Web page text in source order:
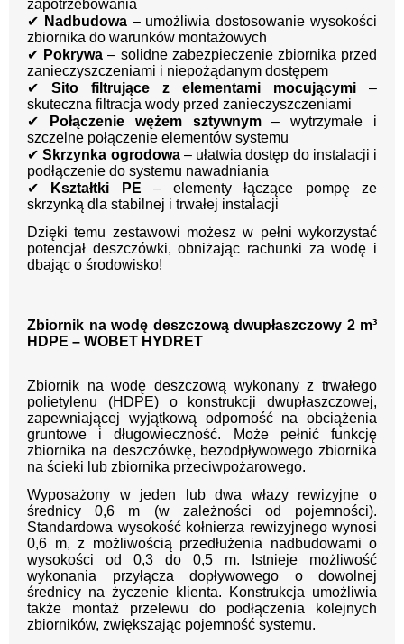
zapotrzebowania
✔ Nadbudowa– umożliwia dostosowanie wysokości
zbiornika do warunków montażowych
✔ Pokrywa – solidne zabezpieczenie zbiornika przed
zanieczyszczeniami i niepożądanym dostępem
✔ Sito filtrujące z elementami mocującymi –
skuteczna filtracja wody przed zanieczyszczeniami
✔
Połączenie wężem sztywnym– wytrzymałe i
szczelne połączenie elementów systemu
✔Skrzynka ogrodowa– ułatwia dostęp do instalacji i
podłączenie do systemu nawadniania
✔
Kształtki PE – elementy łączące pompę ze
skrzynką dla stabilnej i trwałej instalacji
Dzięki temu zestawowi możesz w pełni wykorzystać
potencjał deszczówki, obniżając rachunki za wodę i
dbając o środowisko!
Zbiornik na wodę deszczową dwupłaszczowy 2 m³
HDPE – WOBET HYDRET
Zbiornik na wodę deszczową wykonany z trwałego
polietylenu (HDPE) o konstrukcji dwupłaszczowej,
zapewniającej wyjątkową odporność na obciążenia
gruntowe i długowieczność. Może pełnić funkcję
zbiornika na deszczówkę, bezodpływowego zbiornika
na ścieki lub zbiornika przeciwpożarowego.
Wyposażony w jeden lub dwa włazy rewizyjne o
średnicy 0,6 m (w zależności od pojemności).
Standardowa wysokość kołnierza rewizyjnego wynosi
0,6 m, z możliwością przedłużenia nadbudowami o
wysokości od 0,3 do 0,5 m. Istnieje możliwość
wykonania przyłącza dopływowego o dowolnej
średnicy na życzenie klienta. Konstrukcja umożliwia
także montaż przelewu do podłączenia kolejnych
zbiorników, zwiększając pojemność systemu.